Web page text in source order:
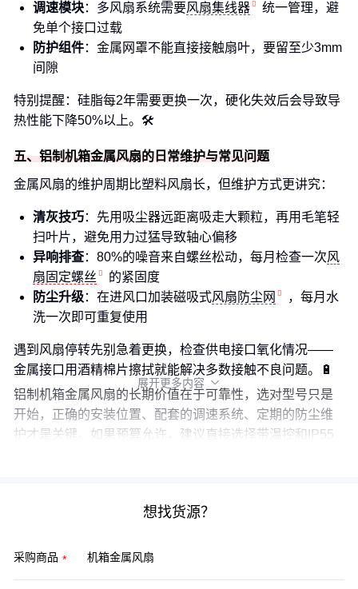
调速模块：多风扇系统需要风扇集线器
统一管理，避
免单个接口过载
防护组件：金属网罩不能直接接触扇叶，要留至少3mm
间隙
特别提醒：硅脂每2年需要更换一次，硬化失效后会导致导
热性能下降50%以上。🛠️
五、铝制机箱金属风扇的日常维护与常见问题
金属风扇的维护周期比塑料风扇长，但维护方式更讲究：
清灰技巧：先用吸尘器远距离吸走大颗粒，再用毛笔轻
扫叶片，避免用力过猛导致轴心偏移
异响排查：80%的噪音来自螺丝松动，每月检查一次风
扇固定螺丝
的紧固度
防尘升级：在进风口加装磁吸式风扇防尘网
，每月水
洗一次即可重复使用
遇到风扇停转先别急着更换，检查供电接口氧化情况——
金属接口用酒精棉片擦拭就能解决多数接触不良问题。🔋
铝制机箱金属风扇的长期价值在于可靠性，选对型号只是
开始，正确的安装位置、配套的调速系统、定期的防尘维
护才是关键。如果预算允许，建议直接选择带温控和IP55
展开更多内容 
想找货源？
采购商品